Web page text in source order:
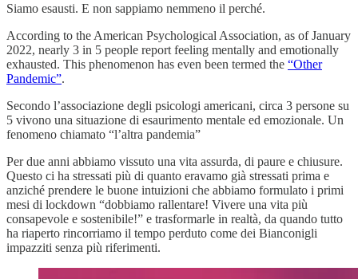
Siamo esausti. E non sappiamo nemmeno il perché.
According to the American Psychological Association, as of January
2022, nearly 3 in 5 people report feeling mentally and emotionally
exhausted. This phenomenon has even been termed the “Other
Pandemic”.
Secondo l’associazione degli psicologi americani, circa 3 persone su
5 vivono una situazione di esaurimento mentale ed emozionale. Un
fenomeno chiamato “l’altra pandemia”
Per due anni abbiamo vissuto una vita assurda, di paure e chiusure.
Questo ci ha stressati più di quanto eravamo già stressati prima e
anziché prendere le buone intuizioni che abbiamo formulato i primi
mesi di lockdown “dobbiamo rallentare! Vivere una vita più
consapevole e sostenibile!” e trasformarle in realtà, da quando tutto
ha riaperto rincorriamo il tempo perduto come dei Bianconigli
impazziti senza più riferimenti.